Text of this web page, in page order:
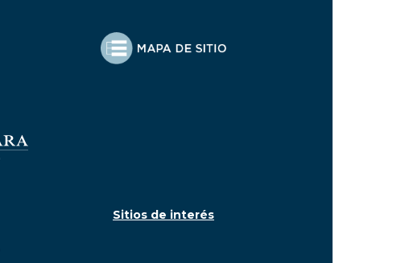
Sitios de interés